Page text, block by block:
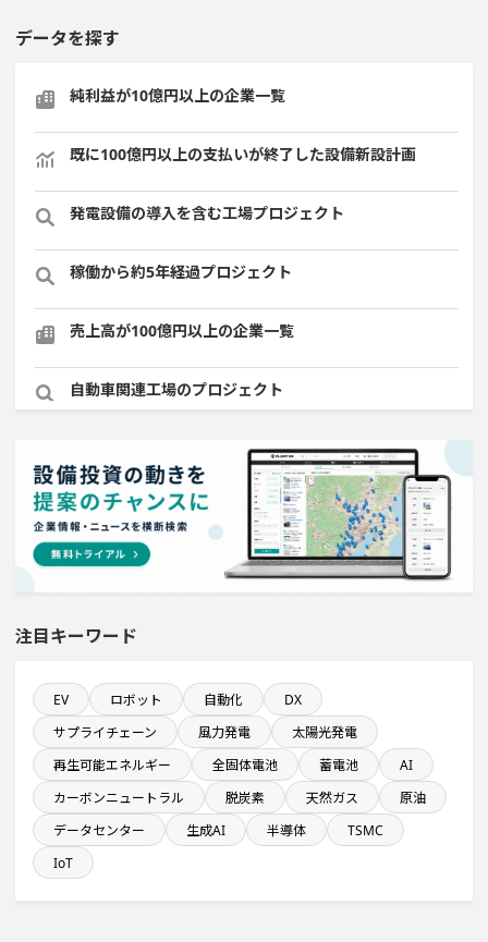
データを探す
純利益が10億円以上の企業一覧
既に100億円以上の支払いが終了した設備新設計画
発電設備の導入を含む工場プロジェクト
稼働から約5年経過プロジェクト
売上高が100億円以上の企業一覧
自動車関連工場のプロジェクト
従業員数10名以上の閉鎖プロジェクト
完成から約5年経過プロジェクト
システム投資一覧
情報通信事業を営む会社で10億円以上投資する設備新設
計画
直近3か月以内に着工プロジェクト
完成から約10年経過プロジェクト
年間設備投資額が100億円以上の企業一覧
直近3か月以内に稼働プロジェクト
注目キーワード
EV ロボット 自動化
DX
サプライチェーン
風力発電
太陽光発電
再生可能エネルギー
全固体電池 蓄電池
AI
カーボンニュートラル
脱炭素 天然ガス
原油
データセンター
生成AI 半導体
TSMC
IoT